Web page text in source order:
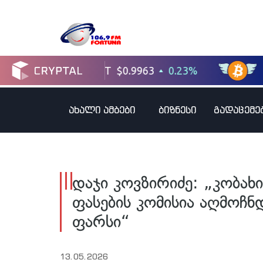
ახალი ამბები ბიზნესი
დაჯი კოვზირიძე:
ფასების კომისია
ფარსი“
13.05.2026